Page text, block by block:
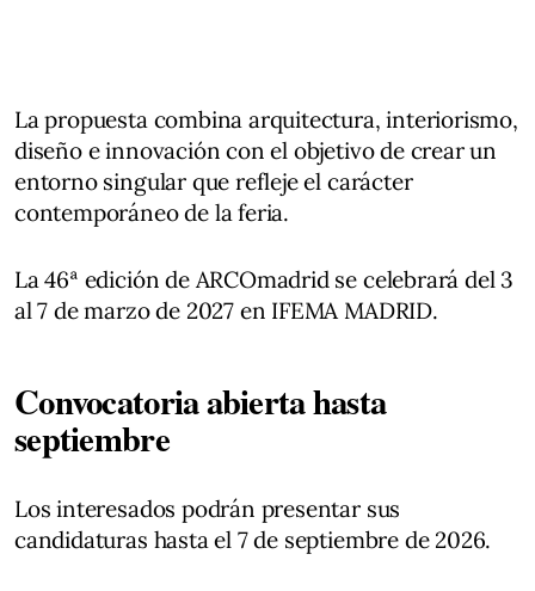
La propuesta combina arquitectura, interiorismo,
diseño e innovación con el objetivo de crear un
entorno singular que refleje el carácter
contemporáneo de la feria.
La 46ª edición de ARCOmadrid se celebrará del 3
al 7 de marzo de 2027 en IFEMA MADRID.
Convocatoria abierta hasta
septiembre
Los interesados podrán presentar sus
candidaturas hasta el 7 de septiembre de 2026.